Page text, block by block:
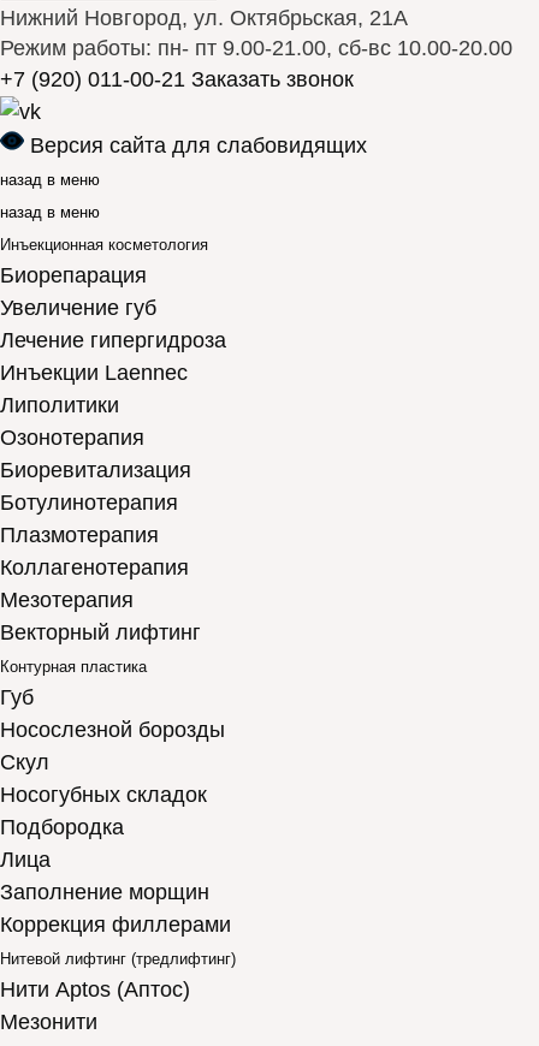
Нижний Новгород, ул. Октябрьская, 21А
Режим работы: пн- пт 9.00-21.00, сб-вс 10.00-20.00
+7 (920) 011-00-21 Заказать звонок
Версия сайта для слабовидящих
назад в меню
назад в меню
Инъекционная косметология
Биорепарация
Увеличение губ
Лечение гипергидроза
Инъекции Laennec
Липолитики
Озонотерапия
Биоревитализация
Ботулинотерапия
Плазмотерапия
Коллагенотерапия
Мезотерапия
Векторный лифтинг
Контурная пластика
Губ
Носослезной борозды
Скул
Носогубных складок
Подбородка
Лица
Заполнение морщин
Коррекция филлерами
Нитевой лифтинг (тредлифтинг)
Нити Aptos (Аптос)
Мезонити